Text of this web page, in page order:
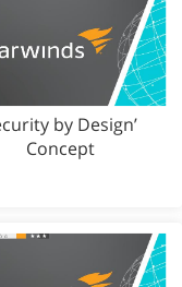
by Design’
Concept